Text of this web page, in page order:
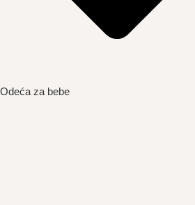
Odeća za bebe